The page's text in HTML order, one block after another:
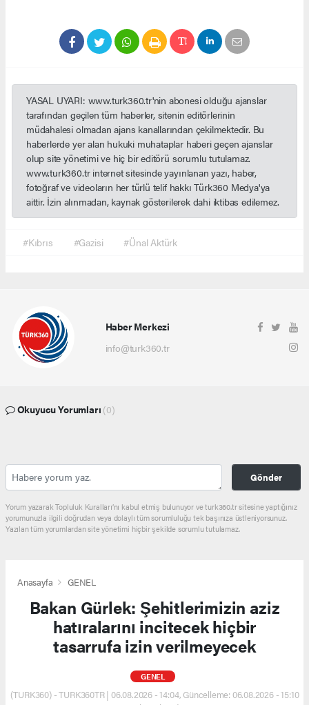
YASAL UYARI: www.turk360.tr'nin abonesi olduğu ajanslar
tarafından geçilen tüm haberler, sitenin editörlerinin
müdahalesi olmadan ajans kanallarından çekilmektedir. Bu
haberlerde yer alan hukuki muhataplar haberi geçen ajanslar
olup site yönetimi ve hiç bir editörü sorumlu tutulamaz.
www.turk360.tr internet sitesinde yayınlanan yazı, haber,
fotoğraf ve videoların her türlü telif hakkı Türk360 Medya'ya
aittir. İzin alınmadan, kaynak gösterilerek dahi iktibas edilemez.
#Kıbrıs #Gazisi #Ünal Aktürk
Haber Merkezi
info@turk360.tr
Okuyucu Yorumları (0)
Gönder
Yorum yazarak Topluluk Kuralları’nı kabul etmiş bulunuyor ve turk360.tr sitesine yaptığınız
yorumunuzla ilgili doğrudan veya dolaylı tüm sorumluluğu tek başınıza üstleniyorsunuz.
Yazılan tüm yorumlardan site yönetimi hiçbir şekilde sorumlu tutulamaz.
Anasayfa GENEL
Bakan Gürlek: Şehitlerimizin aziz
hatıralarını incitecek hiçbir
tasarrufa izin verilmeyecek
GENEL
(TURK360) - TURK360TR | 06.08.2026 - 14:04, Güncelleme: 06.08.2026 - 15:10